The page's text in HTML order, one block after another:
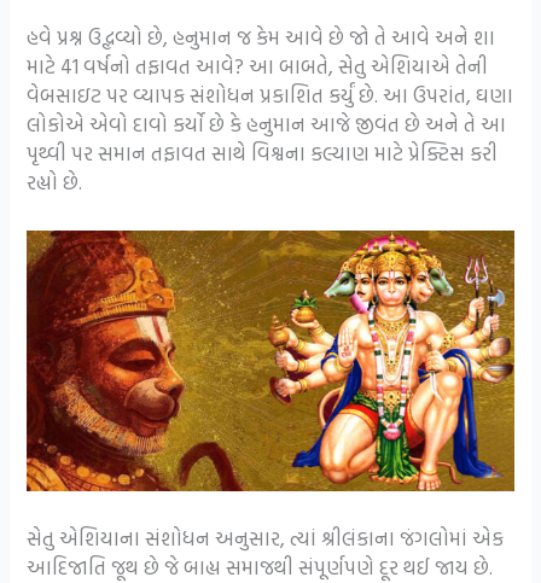
હવે પ્રશ્ન ઉદ્ભવ્યો છે, હનુમાન જ કેમ આવે છે જો તે આવે અને શા
માટે 41 વર્ષનો તફાવત આવે? આ બાબતે, સેતુ એશિયાએ તેની
વેબસાઇટ પર વ્યાપક સંશોધન પ્રકાશિત કર્યું છે. આ ઉપરાંત, ઘણા
લોકોએ એવો દાવો કર્યો છે કે હનુમાન આજે જીવંત છે અને તે આ
પૃથ્વી પર સમાન તફાવત સાથે વિશ્વના કલ્યાણ માટે પ્રેક્ટિસ કરી
રહ્યો છે.
સેતુ એશિયાના સંશોધન અનુસાર, ત્યાં શ્રીલંકાના જંગલોમાં એક
આદિજાતિ જૂથ છે જે બાહ્ય સમાજથી સંપૂર્ણપણે દૂર થઈ જાય છે.